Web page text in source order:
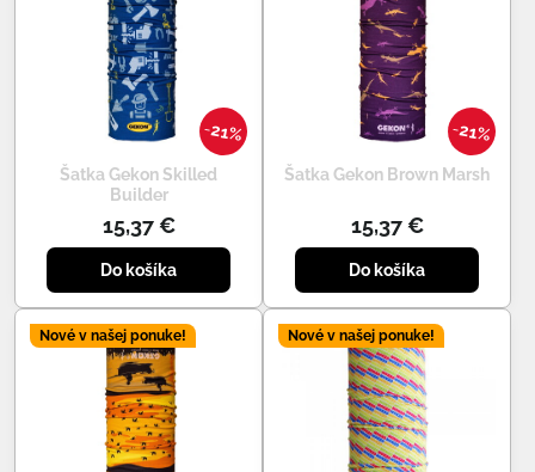
21%
Šatka Gekon Skilled
Builder
15,37 €
Do košíka
21%
Šatka Gekon Brown Marsh
15,37 €
Do košíka
Nové v našej ponuke! Nové v našej ponuke!